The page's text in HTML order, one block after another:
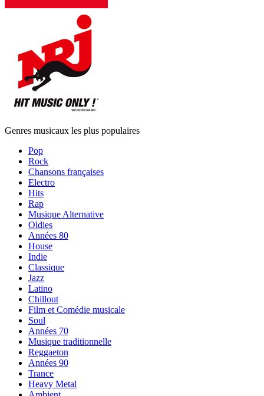
Genres musicaux les plus populaires
Pop
Rock
Chansons françaises
Electro
Hits
Rap
Musique Alternative
Oldies
Années 80
House
Indie
Classique
Jazz
Latino
Chillout
Film et Comédie musicale
Soul
Années 70
Musique traditionnelle
Reggaeton
Années 90
Trance
Heavy Metal